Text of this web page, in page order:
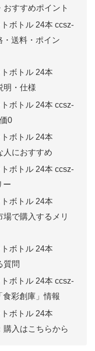
おすすめポイント
ボトル 24本 ccsz-
・送料・ポイン
ボトル 24本
明・仕様
ボトル 24本 ccsz-
0
ボトル 24本
人におすすめ
ボトル 24本 ccsz-
ー
ボトル 24本
場で購入するメリ
ボトル 24本
質問
ボトル 24本 ccsz-
彩創庫」情報
ボトル 24本
購入はこちらから